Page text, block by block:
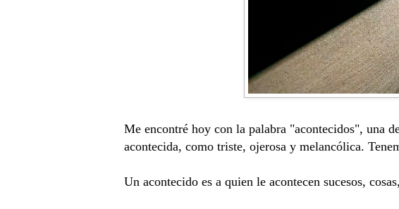
Me encontré hoy con la palabra "acontecidos", una
acontecida, como triste, ojerosa y melancólica.
Un acontecido es a quien le acontecen sucesos,